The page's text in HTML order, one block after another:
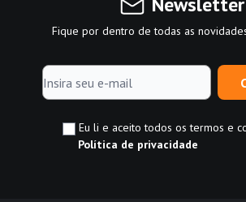
Fique por dentro de todas as
Eu li e aceito todos os termos e
Política de privacidade